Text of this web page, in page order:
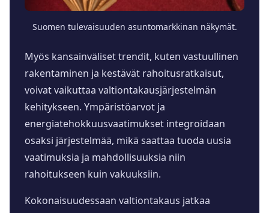
Suomen tulevaisuuden asuntomarkkinan näkymät.
Myös kansainväliset trendit, kuten vastuullinen
rakentaminen ja kestävät rahoitusratkaisut,
voivat vaikuttaa valtiontakausjärjestelmän
kehitykseen. Ympäristöarvot ja
energiatehokkuusvaatimukset integroidaan
osaksi järjestelmää, mikä saattaa tuoda uusia
vaatimuksia ja mahdollisuuksia niin
rahoitukseen kuin vakuuksiin.
Kokonaisuudessaan valtiontakaus jatkaa